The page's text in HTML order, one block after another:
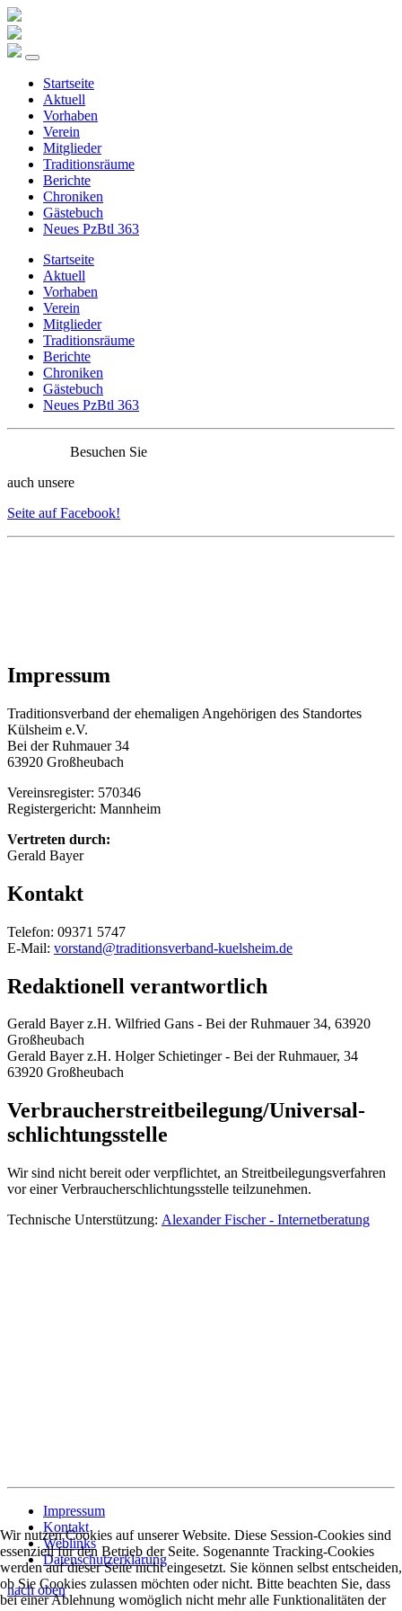
Startseite
Aktuell
Vorhaben
Verein
Mitglieder
Traditionsräume
Berichte
Chroniken
Gästebuch
Neues PzBtl 363
Startseite
Aktuell
Vorhaben
Verein
Mitglieder
Traditionsräume
Berichte
Chroniken
Gästebuch
Neues PzBtl 363
Besuchen Sie
auch unsere
Seite auf Facebook!
Impressum
Traditionsverband der ehemaligen Angehörigen des Standortes
Külsheim e.V.
Bei der Ruhmauer 34
63920 Großheubach
Vereinsregister: 570346
Registergericht: Mannheim
Vertreten durch:
Gerald Bayer
Kontakt
Telefon: 09371 5747
E-Mail: vorstand@traditionsverband-kuelsheim.de
Redaktionell verantwortlich
Gerald Bayer z.H. Wilfried Gans - Bei der Ruhmauer 34, 63920
Großheubach
Gerald Bayer z.H. Holger Schietinger - Bei der Ruhmauer, 34
63920 Großheubach
Verbraucher­streit­beilegung/Universal­
schlichtungs­stelle
Wir sind nicht bereit oder verpflichtet, an Streitbeilegungsverfahren
vor einer Verbraucherschlichtungsstelle teilzunehmen.
Technische Unterstützung: Alexander Fischer - Internetberatung
Impressum
Kontakt
Weblinks
Datenschutzerklärung
nach oben
Wir nutzen Cookies auf unserer Website. Diese Session-Cookies sind
essenziell für den Betrieb der Seite. Sogenannte Tracking-Cookies
werden auf dieser Seite nicht eingesetzt. Sie können selbst entscheiden,
ob Sie Cookies zulassen möchten oder nicht. Bitte beachten Sie, dass
bei einer Ablehnung womöglich nicht mehr alle Funktionalitäten der